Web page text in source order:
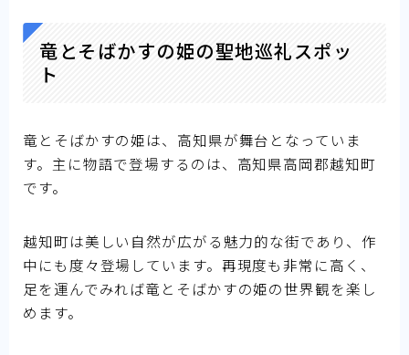
竜とそばかすの姫の聖地巡礼スポッ
ト
竜とそばかすの姫は、高知県が舞台となっていま
す。主に物語で登場するのは、高知県高岡郡越知町
です。
越知町は美しい自然が広がる魅力的な街であり、作
中にも度々登場しています。再現度も非常に高く、
足を運んでみれば竜とそばかすの姫の世界観を楽し
めます。